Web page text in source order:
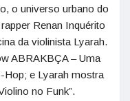
o universo urbano do
Renan Inquérito
da violinista Lyarah.
ABRAKBÇA – Uma
Hop; e Lyarah mostra
no Funk”.